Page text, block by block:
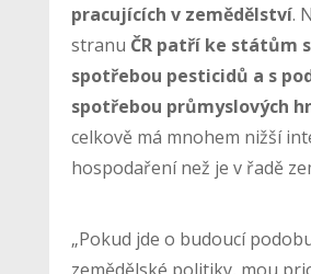
pracujících v zemědělství.
stranu ČR patří ke státům
spotřebou pesticidů a s
spotřebou průmyslových
celkově má mnohem nižší
hospodaření než je v řadě
„Pokud jde o budoucí